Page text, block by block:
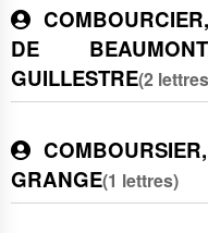
DE
GUILLESTRE(2
GRANGE(1 lettres)